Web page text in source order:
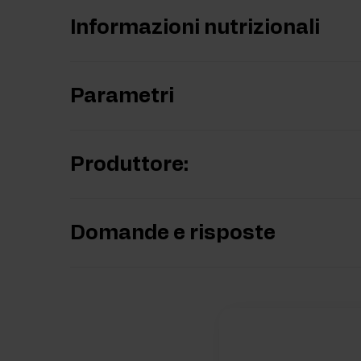
Informazioni nutrizionali
Parametri
Produttore:
Domande e risposte